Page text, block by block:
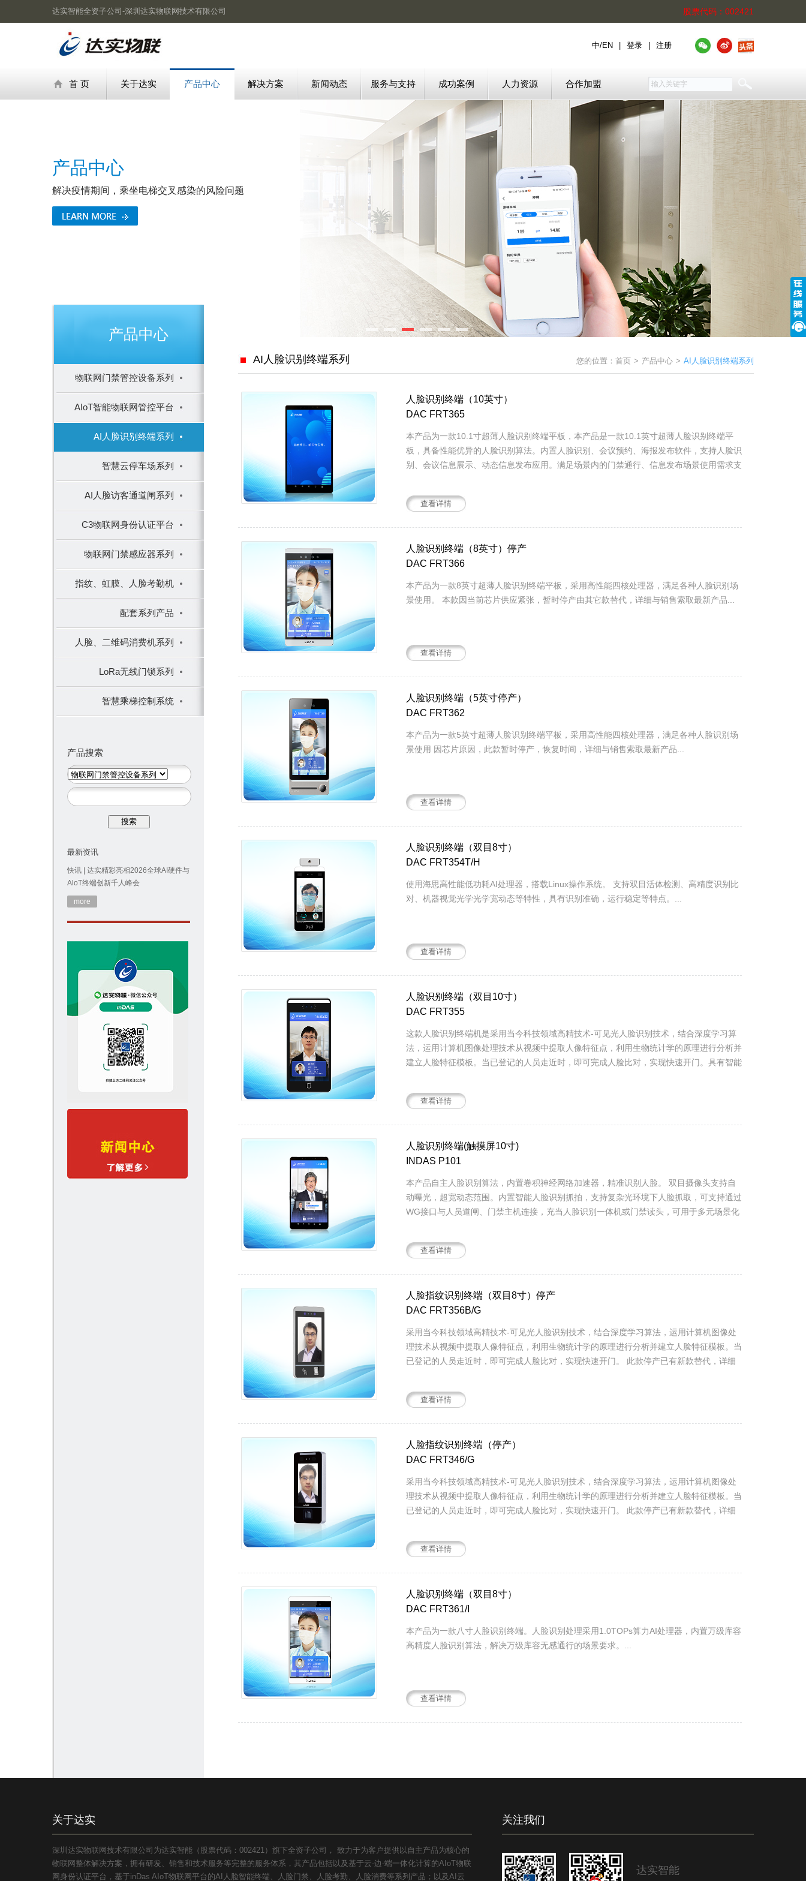
达实智能全资子公司-深圳达实物联网技术有限公司 股票代码：002421
中/EN 登录 注册
首 页 关于达实 产品中心 解决方案 新闻动态 服务与支持 成功案例 人力资源 合作加盟
产品中心
解决疫情期间，乘坐电梯交叉感染的风险问题
产品中心
物联网门禁管控设备系列
AIoT智能物联网管控平台
AI人脸识别终端系列
智慧云停车场系列
AI人脸访客通道闸系列
C3物联网身份认证平台
物联网门禁感应器系列
指纹、虹膜、人脸考勤机
配套系列产品
人脸、二维码消费机系列
LoRa无线门锁系列
智慧乘梯控制系统
产品搜索
最新资讯
快讯 | 达实精彩亮相2026全球AI硬件与
AloT终端创新千人峰会
more
AI人脸识别终端系列 您的位置： 首页 > 产品中心 > AI人脸识别终端系列
人脸识别终端（10英寸）
DAC FRT365
本产品为一款10.1寸超薄人脸识别终端平板，本产品是一款10.1英寸超薄人脸识别终端平
板，具备性能优异的人脸识别算法。内置人脸识别、会议预约、海报发布软件，支持人脸识
别、会议信息展示、动态信息发布应用。满足场景内的门禁通行、信息发布场景使用需求支
查看详情
人脸识别终端（8英寸）停产
DAC FRT366
本产品为一款8英寸超薄人脸识别终端平板，采用高性能四核处理器，满足各种人脸识别场
景使用。 本款因当前芯片供应紧张，暂时停产由其它款替代，详细与销售索取最新产品...
查看详情
人脸识别终端（5英寸停产）
DAC FRT362
本产品为一款5英寸超薄人脸识别终端平板，采用高性能四核处理器，满足各种人脸识别场
景使用 因芯片原因，此款暂时停产，恢复时间，详细与销售索取最新产品...
查看详情
人脸识别终端（双目8寸）
DAC FRT354T/H
使用海思高性能低功耗AI处理器，搭载Linux操作系统。 支持双目活体检测、高精度识别比
对、机器视觉光学光学宽动态等特性，具有识别准确，运行稳定等特点。...
查看详情
人脸识别终端（双目10寸）
DAC FRT355
这款人脸识别终端机是采用当今科技领域高精技术-可见光人脸识别技术，结合深度学习算
法，运用计算机图像处理技术从视频中提取人像特征点，利用生物统计学的原理进行分析并
建立人脸特征模板。当已登记的人员走近时，即可完成人脸比对，实现快速开门。具有智能
号，也可以扩展识别二代证，做人证对比...
查看详情
人脸识别终端(触摸屏10寸)
INDAS P101
本产品自主人脸识别算法，内置卷积神经网络加速器，精准识别人脸。 双目摄像头支持自
动曝光，超宽动态范围。内置智能人脸识别抓拍，支持复杂光环境下人脸抓取，可支持通过
WG接口与人员道闸、门禁主机连接，充当人脸识别一体机或门禁读头，可用于多元场景化
查看详情
人脸指纹识别终端（双目8寸）停产
DAC FRT356B/G
采用当今科技领域高精技术-可见光人脸识别技术，结合深度学习算法，运用计算机图像处
理技术从视频中提取人像特征点，利用生物统计学的原理进行分析并建立人脸特征模板。当
已登记的人员走近时，即可完成人脸比对，实现快速开门。 此款停产已有新款替代，详细
查看详情
人脸指纹识别终端（停产）
DAC FRT346/G
采用当今科技领域高精技术-可见光人脸识别技术，结合深度学习算法，运用计算机图像处
理技术从视频中提取人像特征点，利用生物统计学的原理进行分析并建立人脸特征模板。当
已登记的人员走近时，即可完成人脸比对，实现快速开门。 此款停产已有新款替代，详细
查看详情
人脸识别终端（双目8寸）
DAC FRT361/I
本产品为一款八寸人脸识别终端。人脸识别处理采用1.0TOPs算力AI处理器，内置万级库容
高精度人脸识别算法，解决万级库容无感通行的场景要求。...
查看详情
关于达实
深圳达实物联网技术有限公司为达实智能（股票代码：002421）旗下全资子公司， 致力于为客户提供以自主产品为核心的
物联网整体解决方案，拥有研发、销售和技术服务等完整的服务体系，其产品包括以及基于云-边-端一体化计算的AIoT物联
网身份认证平台，基于inDas AIoT物联网平台的AI人脸智能终端、人脸门禁、人脸考勤、人脸消费等系列产品；以及AI云
关注我们
达实智能